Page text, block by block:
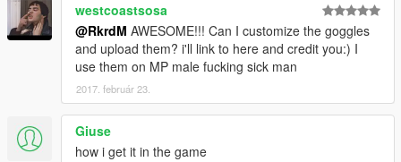
westcoastsosa
@RkrdM AWESOME!!! Can I customize the goggles
and upload them? i'll link to here and credit you:) I
use them on MP male fucking sick man
2017. február 23.
Giuse
how i get it in the game